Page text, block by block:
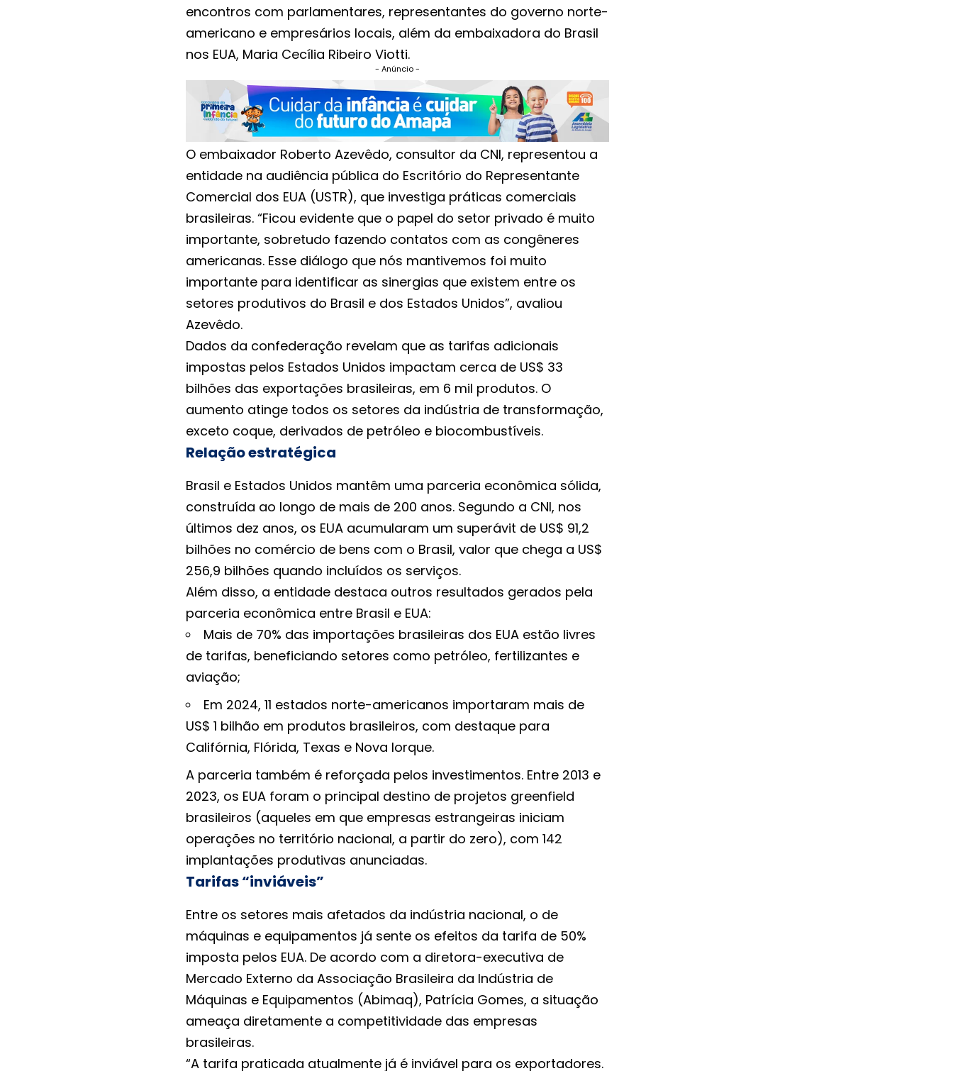
encontros com parlamentares, representantes do governo norte-
americano e empresários locais, além da embaixadora do Brasil
nos EUA, Maria Cecília Ribeiro Viotti.
- Anúncio -
O embaixador Roberto Azevêdo, consultor da CNI, representou a
entidade na audiência pública do Escritório do Representante
Comercial dos EUA (USTR), que investiga práticas comerciais
brasileiras. “Ficou evidente que o papel do setor privado é muito
importante, sobretudo fazendo contatos com as congêneres
americanas. Esse diálogo que nós mantivemos foi muito
importante para identificar as sinergias que existem entre os
setores produtivos do Brasil e dos Estados Unidos”, avaliou
Azevêdo.
Dados da confederação revelam que as tarifas adicionais
impostas pelos Estados Unidos impactam cerca de US$ 33
bilhões das exportações brasileiras, em 6 mil produtos. O
aumento atinge todos os setores da indústria de transformação,
exceto coque, derivados de petróleo e biocombustíveis.
Relação estratégica
Brasil e Estados Unidos mantêm uma parceria econômica sólida,
construída ao longo de mais de 200 anos. Segundo a CNI, nos
últimos dez anos, os EUA acumularam um superávit de US$ 91,2
bilhões no comércio de bens com o Brasil, valor que chega a US$
256,9 bilhões quando incluídos os serviços.
Além disso, a entidade destaca outros resultados gerados pela
parceria econômica entre Brasil e EUA:
Mais de 70% das importações brasileiras dos EUA estão livres
de tarifas, beneficiando setores como petróleo, fertilizantes e
aviação;
Em 2024, 11 estados norte-americanos importaram mais de
US$ 1 bilhão em produtos brasileiros, com destaque para
Califórnia, Flórida, Texas e Nova Iorque.
A parceria também é reforçada pelos investimentos. Entre 2013 e
2023, os EUA foram o principal destino de projetos greenfield
brasileiros (aqueles em que empresas estrangeiras iniciam
operações no território nacional, a partir do zero), com 142
implantações produtivas anunciadas.
Tarifas “inviáveis”
Entre os setores mais afetados da indústria nacional, o de
máquinas e equipamentos já sente os efeitos da tarifa de 50%
imposta pelos EUA. De acordo com a diretora-executiva de
Mercado Externo da Associação Brasileira da Indústria de
Máquinas e Equipamentos (Abimaq), Patrícia Gomes, a situação
ameaça diretamente a competitividade das empresas
brasileiras.
“A tarifa praticada atualmente já é inviável para os exportadores.